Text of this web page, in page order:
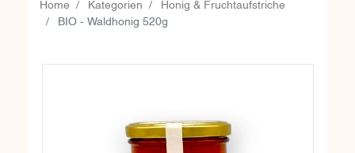
Home Kategorien Honig & Fruchtaufstriche
BIO - Waldhonig 520g